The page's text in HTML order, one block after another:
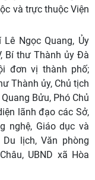
và trực thuộc Viện
Ngọc Quang, Ủy
Bí thư Thành ủy Đà
đơn vị thành phố;
Thành ủy, Chủ tịch
Bửu, Phó Chủ
lãnh đạo các Sở,
nghệ, Giáo dục và
lịch, Văn phòng
UBND xã Hòa